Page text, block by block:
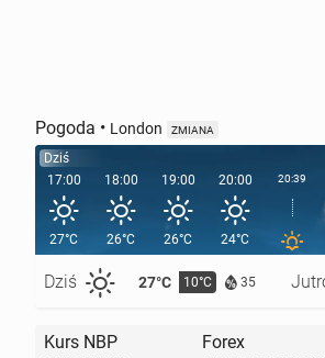
Pogoda • London ZMIANA
Dziś
17:00
27°C
Dziś 27°C 10°C 35
18:00
26°C
19:00
26°C
20:00
24°C
20:39
Kurs NBP Forex